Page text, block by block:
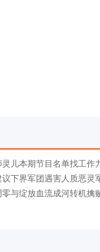
儿本期节目名单找工
下界军团遇害人质恶灵
与绽放血流成河转机